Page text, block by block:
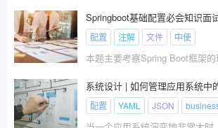
Springboot基础配置必会知识面
配置 注解 文件 中使
系统设计 | 如何管理应用系统中
配置 YAML JSON